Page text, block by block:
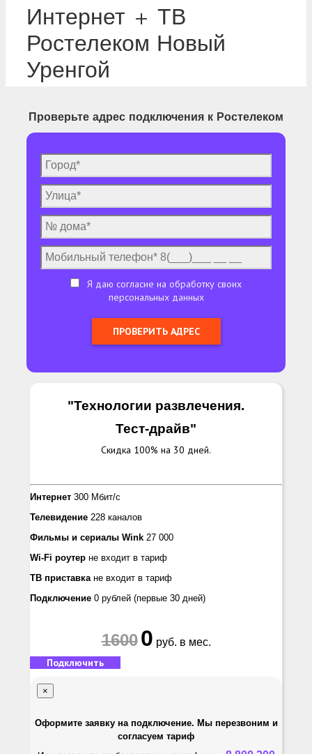
Интернет + ТВ
Ростелеком Новый
Уренгой
Проверьте адрес подключения к Ростелеком
Я даю согласие на обработку своих
персональных данных
"Технологии развлечения.
Тест-драйв"
Скидка 100% на 30 дней.
Интернет 300 Мбит/с
Телевидение 228 каналов
Фильмы и сериалы Wink 27 000
Wi-Fi роутер не входит в тариф
ТВ приставкане входит в тариф
Подключение 0 рублей (первые 30 дней)
1600 0 руб. в мес.
Подключить
×
Оформите заявку на подключение. Мы перезвоним и
согласуем тариф